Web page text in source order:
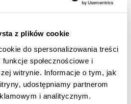
z plików cookie
do spersonalizowania treści
społecznościowe i
witrynie. Informacje o tym, jak
udostępniamy partnerom
i analitycznym.